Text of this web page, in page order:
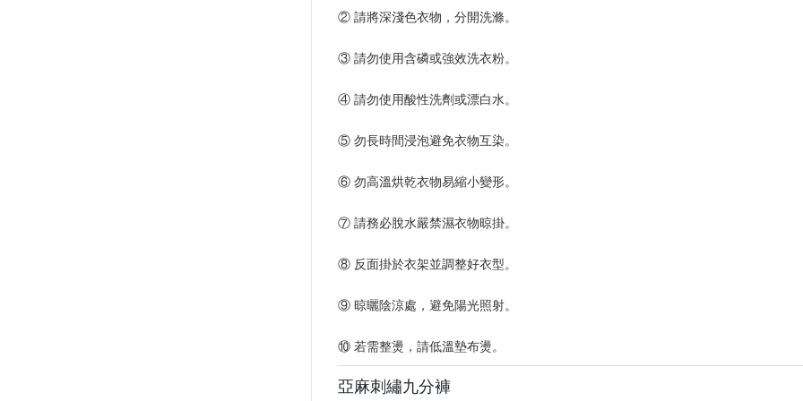
② 請將深淺色衣物，分開洗滌。
③ 請勿使用含磷或強效洗衣粉。
④ 請勿使用酸性洗劑或漂白水。
⑤ 勿長時間浸泡避免衣物互染。
⑥ 勿高溫烘乾衣物易縮小變形。
⑦ 請務必脫水嚴禁濕衣物晾掛。
⑧ 反面掛於衣架並調整好衣型。
⑨ 晾曬陰涼處，避免陽光照射。
⑩ 若需整燙，請低溫墊布燙。
亞麻刺繡九分褲